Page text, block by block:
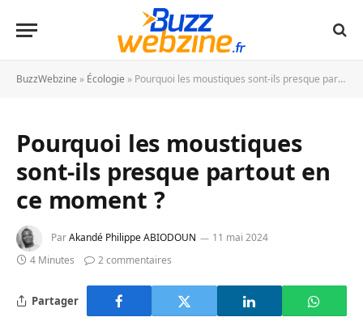
BuzzWebzine » Écologie » Pourquoi les moustiques sont-ils presque partout en ce moment ?
Pourquoi les moustiques
sont-ils presque partout en
ce moment ?
ParAkandé Philippe ABIODOUN
11 mai 2024
4 Minutes
2 commentaires
Partager